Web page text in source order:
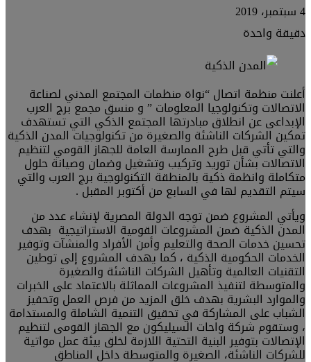
4 سبتمبر، 2019
دقيقة واحدة
أعلنت منظمة اتصال “نواة منظمات المجتمع المدني لصناعة
الاتصالات وتكنولوجيا المعلومات ” و منسق مجمع برج العرب
الإبداعى عن انطلاق مبادرتها المجتمع الذكي التي تستهدف
تمكين الشركات الناشئة والصغيرة من تكنولوجيات المدن الذكية
والتي تأتي قبل طرح الممارسة العامة للجهاز القومي لتنظيم
الاتصالات بشأن توريد وتركيب وتشغيل وضمان وصيانة حلول
متكاملة وانظمة ذكية بالمنطقة التكنولوجية برج العرب والتي
سيتم التقديم لها في السابع من أكتوبر المقبل .
ويأتي المشروع ضمن توجه الدولة المصرية لإنشاء عدد من
المدن الذكية ضمن المشروعات القومية الاستراتيجية بهدف
تحسين خدمات الصحة والتعليم وأمن الأفراد والمنشآت وتوفير
الخدمات الحكومية الذكية ، كما يهدف المشروع إلى توطين
التقنيات العالمية وتأهيل الشركات الناشئة والصغيرة
والمتوسطة لتنفيذ المشروعات المماثلة بالاعتماد على الخبرات
والموارد البشرية بهدف خلق المزيد من فرص العمل وتحفيز
الشباب على المشاركة في تحقيق التنمية الشاملة والمستدامة
، وستقوم شركة واحات السيليكون مع الجهاز القومى لتنظيم
الإتصالات بتوفير البنية التحتية اللازمة لخلق بيئة عمل مواتية
للشركات الناشئة، الصغيرة والمتوسطة داخل المناطق